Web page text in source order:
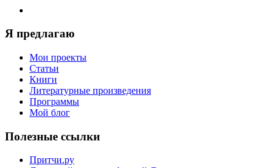
Я предлагаю
Мои проекты
Статьи
Книги
Литературные произведения
Программы
Мой блог
Полезные ссылки
Притчи.ру